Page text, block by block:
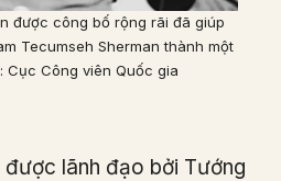
được công bố rộng rãi đã giúp
Tecumseh Sherman thành một
Cục Công viên Quốc gia
được lãnh đạo bởi Tướng